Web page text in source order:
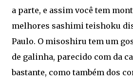
a parte, e assim você tem
melhores sashimi teishoku
Paulo. O misoshiru tem um
de galinha, parecido com da
bastante, como também dos